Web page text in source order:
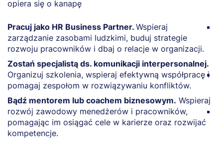
Pracuj jako HR Business Partner. Wspieraj
zarządzanie zasobami ludzkimi, buduj strategie
rozwoju pracowników i dbaj o relacje w organizacji.
Zostań specjalistą ds. komunikacji interpersonalnej.
Organizuj szkolenia, wspieraj efektywną współpracę i
pomagaj zespołom w rozwiązywaniu konfliktów.
Bądź mentorem lub coachem biznesowym. Wspieraj
rozwój zawodowy menedżerów i pracowników,
pomagając im osiągać cele w karierze oraz rozwijać
kompetencje.